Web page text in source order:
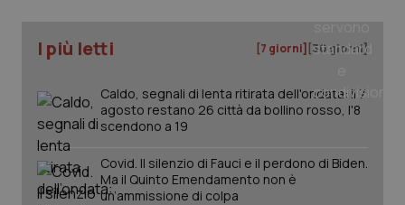
I più letti [7 giorni] [30 giorni]
Caldo, segnali di lenta ritirata dell'ondata: il 7
agosto restano 26 città da bollino rosso, l'8
scendono a 19
Covid. Il silenzio di Fauci e il perdono di Biden.
Ma il Quinto Emendamento non è
un’ammissione di colpa
_ga
Google LLC
.quotidianosanita.it